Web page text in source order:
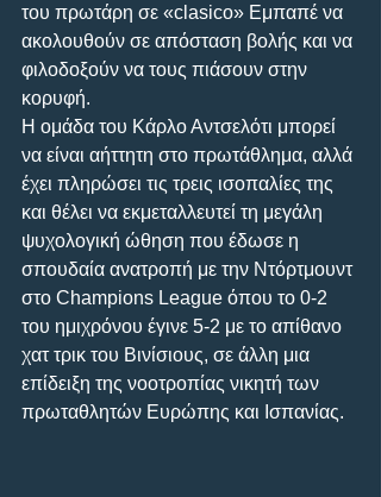
του πρωτάρη σε «clasico» Εμπαπέ να
ακολουθούν σε απόσταση βολής και να
φιλοδοξούν να τους πιάσουν στην
κορυφή.
Η ομάδα του Κάρλο Αντσελότι μπορεί
να είναι αήττητη στο πρωτάθλημα, αλλά
έχει πληρώσει τις τρεις ισοπαλίες της
και θέλει να εκμεταλλευτεί τη μεγάλη
ψυχολογική ώθηση που έδωσε η
σπουδαία ανατροπή με την Ντόρτμουντ
στο Champions League όπου το 0-2
του ημιχρόνου έγινε 5-2 με το απίθανο
χατ τρικ του Βινίσιους, σε άλλη μια
επίδειξη της νοοτροπίας νικητή των
πρωταθλητών Ευρώπης και Ισπανίας.